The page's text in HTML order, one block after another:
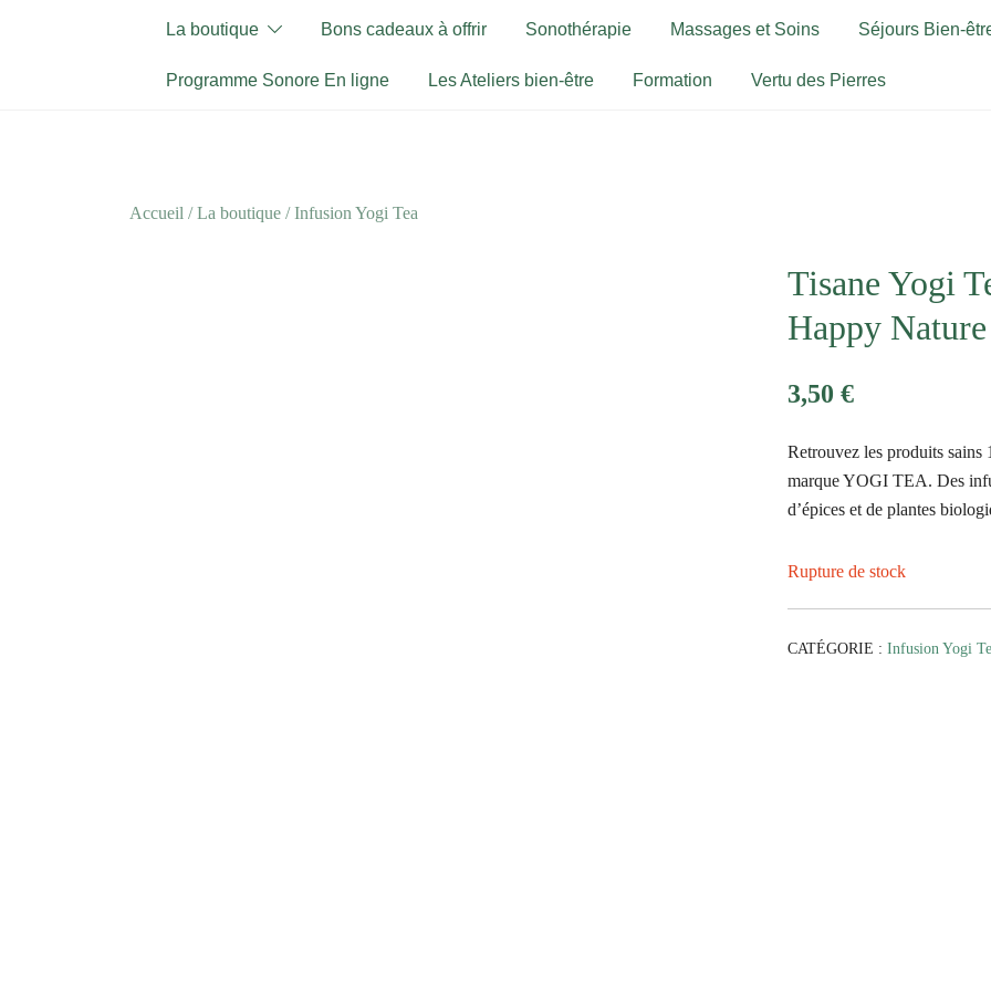
La boutique Bons cadeaux à offrir Sonothérapie Massages et Soins Séjours Bien-
Programme Sonore En ligne Les Ateliers bien-être Formation Vertu des Pierres
Accueil /La boutique /Infusion Yogi Tea
Tisane Yogi
Happy
3,50 €
Retrouvez les produits
marque YOGI TEA. Des
d’épices et de plantes
Rupture de stock
CATÉGORIE : Infusion Yogi